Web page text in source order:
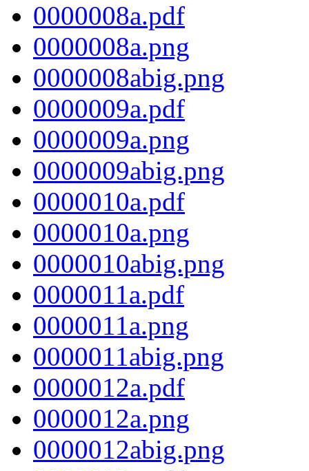
0000008a.pdf
0000008a.png
0000008abig.png
0000009a.pdf
0000009a.png
0000009abig.png
0000010a.pdf
0000010a.png
0000010abig.png
0000011a.pdf
0000011a.png
0000011abig.png
0000012a.pdf
0000012a.png
0000012abig.png